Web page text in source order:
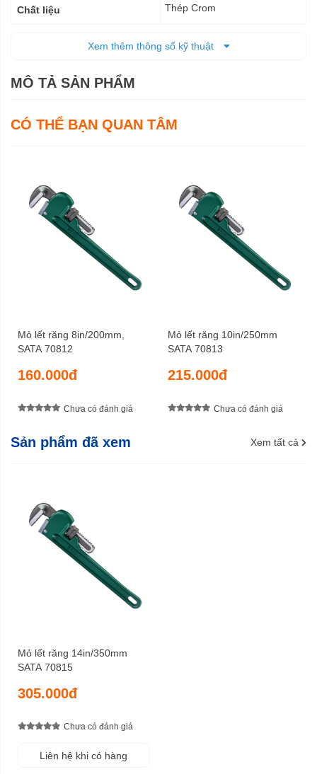
Chất liệu Thép Crom
Xem thêm thông số kỹ thuật
MÔ TẢ SẢN PHẨM
CÓ THỂ BẠN QUAN TÂM
Mỏ lết răng 8in/200mm,
SATA 70812
160.000đ
Chưa có đánh giá
Mỏ lết răng 10in/250mm
SATA 70813
215.000đ
Chưa có đánh giá
Sản phẩm đã xem Xem tất cả
Mỏ lết răng 14in/350mm
SATA 70815
305.000đ
Chưa có đánh giá
Liên hệ khi có hàng